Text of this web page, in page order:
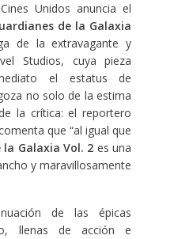
Unidos anuncia el
de la Galaxia
de la extravagante y
Studios, cuya pieza
el estatus de
no solo de la estima
la crítica: el reportero
que “al igual que
la Galaxia Vol. 2 es una
y maravillosamente
de las épicas
llenas de acción e